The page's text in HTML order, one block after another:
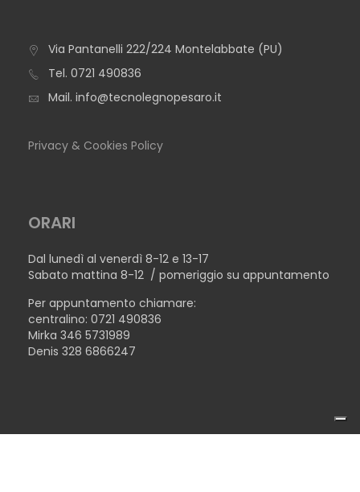
TAVOLO NEVADA
Via Pantanelli 222/224 Montelabbate (PU)
Tel. 0721 490836
Mail. info@tecnolegnopesaro.it
Privacy & Cookies Policy
ORARI
Dal lunedì al venerdì 8-12 e 13-17
Sabato mattina 8-12 / pomeriggio su appuntamento
Per appuntamento chiamare:
centralino: 0721 490836
Mirka 346 5731989
Denis 328 6866247